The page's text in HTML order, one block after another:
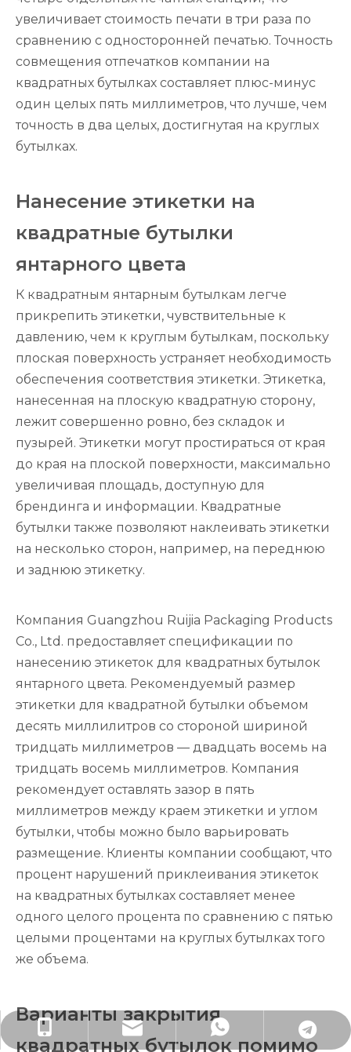
увеличивает стоимость печати в три раза по
сравнению с односторонней печатью. Точность
совмещения отпечатков компании на
квадратных бутылках составляет плюс-минус
один целых пять миллиметров, что лучше, чем
точность в два целых, достигнутая на круглых
бутылках.
Нанесение этикетки на
квадратные бутылки
янтарного цвета
К квадратным янтарным бутылкам легче
прикрепить этикетки, чувствительные к
давлению, чем к круглым бутылкам, поскольку
плоская поверхность устраняет необходимость
обеспечения соответствия этикетки. Этикетка,
нанесенная на плоскую квадратную сторону,
лежит совершенно ровно, без складок и
пузырей. Этикетки могут простираться от края
до края на плоской поверхности, максимально
увеличивая площадь, доступную для
брендинга и информации. Квадратные
бутылки также позволяют наклеивать этикетки
на несколько сторон, например, на переднюю
и заднюю этикетку.
Компания Guangzhou Ruijia Packaging Products
Co., Ltd. предоставляет спецификации по
нанесению этикеток для квадратных бутылок
янтарного цвета. Рекомендуемый размер
этикетки для квадратной бутылки объемом
десять миллилитров со стороной шириной
тридцать миллиметров — двадцать восемь на
тридцать восемь миллиметров. Компания
рекомендует оставлять зазор в пять
миллиметров между краем этикетки и углом
бутылки, чтобы можно было варьировать
размещение. Клиенты компании сообщают, что
процент нарушений приклеивания этикеток
на квадратных бутылках составляет менее
одного целого процента по сравнению с пятью
целыми процентами на круглых бутылках того
же объема.
Варианты закрытия
квадратных бутылок помимо
+86-13316093206
lisa@rjpacking.com
+79891908788
+79152092672